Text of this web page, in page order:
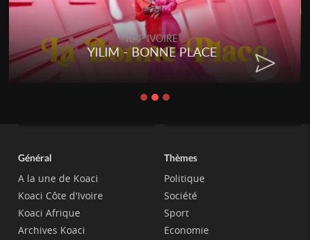
RAP IVOIRE
YILIM - BONNE PLACE
Général
A la une de Koaci
Koaci Côte d'Ivoire
Koaci Afrique
Archives Koaci
Thèmes
Politique
Société
Sport
Economie